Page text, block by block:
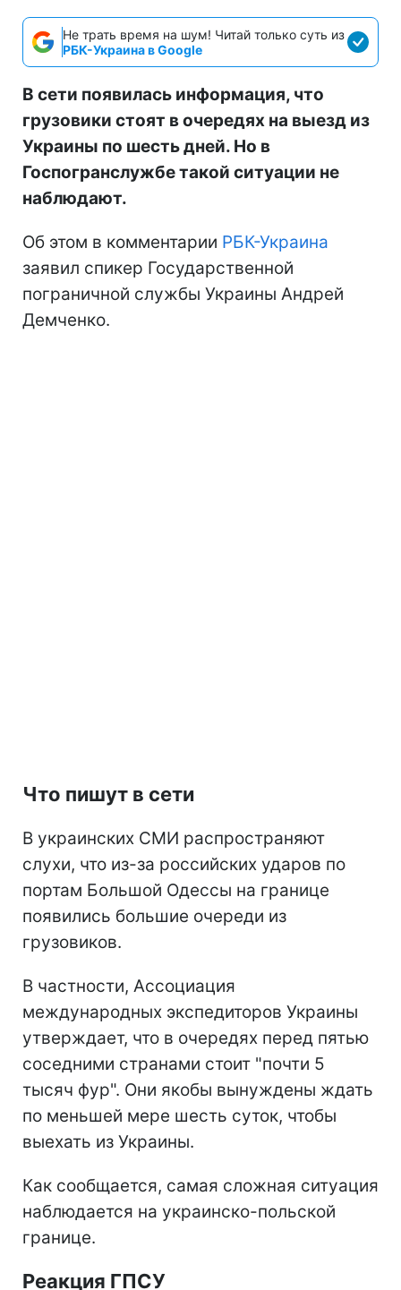
Не трать время на шум! Читай только суть из
РБК-Украина в Google
В сети появилась информация, что
грузовики стоят в очередях на выезд из
Украины по шесть дней. Но в
Госпогранслужбе такой ситуации не
наблюдают.
Об этом в комментарии РБК-Украина
заявил спикер Государственной
пограничной службы Украины Андрей
Демченко.
Что пишут в сети
В украинских СМИ распространяют
слухи, что из-за российских ударов по
портам Большой Одессы на границе
появились большие очереди из
грузовиков.
В частности, Ассоциация
международных экспедиторов Украины
утверждает, что в очередях перед пятью
соседними странами стоит "почти 5
тысяч фур". Они якобы вынуждены ждать
по меньшей мере шесть суток, чтобы
выехать из Украины.
Как сообщается, самая сложная ситуация
наблюдается на украинско-польской
границе.
Реакция ГПСУ